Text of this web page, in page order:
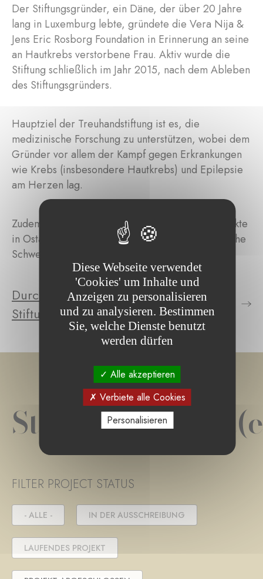
Der Stiftungsgründer, ein Däne, der über 20 Jahre
lang in Luxemburg lebte, gründete die Vera Nija &
Jens Eric Rosborg Foundation in Erinnerung an seine
an Hautkrebs verstorbene Frau. Aktiv wurde die
Stiftung schließlich im Jahr 2015, nach dem Ableben
des Stiftungsgründers.
Hauptziel der Treuhandstiftung ist es, die
medizinische Forschung zu unterstützen, wobei dem
Gründer vor allem der Kampf gegen Erkrankungen
wie Krebs (insbesondere Hautkrebs) und Epilepsie
am Herzen lag.
Zudem kann die Stiftung aber auch Bildungsprojekte
in Ostafrika unterstützen, wobei der geographische
Schwerpunkt auf Ruanda liegt.
Durchsuchen Sie die Projekte der
Stiftung
FILTER PROJECT STATUS
- ALLE - IN DER AUSSCHREIBUNG
LAUFENDES PROJEKT
Diese Webseite verwendet
'Cookies' um Inhalte und
Anzeigen zu personalisieren
und zu analysieren. Bestimmen
Sie, welche Dienste benutzt
werden dürfen
Alle akzeptieren
Verbiete alle Cookies
Personalisieren